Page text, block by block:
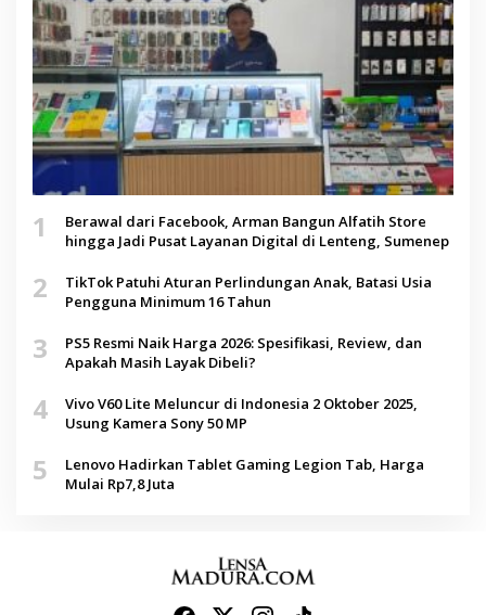
1
Berawal dari Facebook, Arman Bangun Alfatih Store
hingga Jadi Pusat Layanan Digital di Lenteng, Sumenep
2
TikTok Patuhi Aturan Perlindungan Anak, Batasi Usia
Pengguna Minimum 16 Tahun
3
PS5 Resmi Naik Harga 2026: Spesifikasi, Review, dan
Apakah Masih Layak Dibeli?
4
Vivo V60 Lite Meluncur di Indonesia 2 Oktober 2025,
Usung Kamera Sony 50 MP
5
Lenovo Hadirkan Tablet Gaming Legion Tab, Harga
Mulai Rp7,8 Juta